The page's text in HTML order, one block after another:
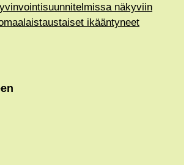
näkyviin
ikääntyneet